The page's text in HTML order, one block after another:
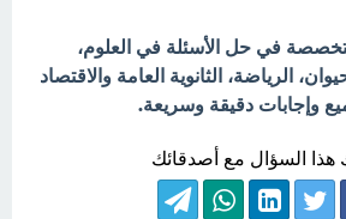
في حل الأسئلة في العلوم،
الرياضة، الثانوية العامة والاقتصاد
وإجابات دقيقة وسريعة.
هذا السؤال مع أصدقائك